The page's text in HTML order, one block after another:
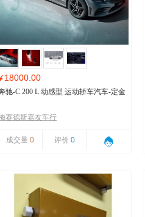
18000.00
驰-C 200 L 动感型 运动轿车汽车-定金
赛德斯嘉友车行
成交量 0 评价 0